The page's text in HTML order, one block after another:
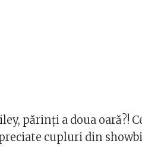
părinți a doua oară?!
cupluri din